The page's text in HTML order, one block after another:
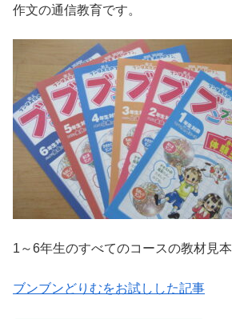
作文の通信教育です。
1～6年生のすべてのコースの教材見本
ブンブンどりむをお試しした記事